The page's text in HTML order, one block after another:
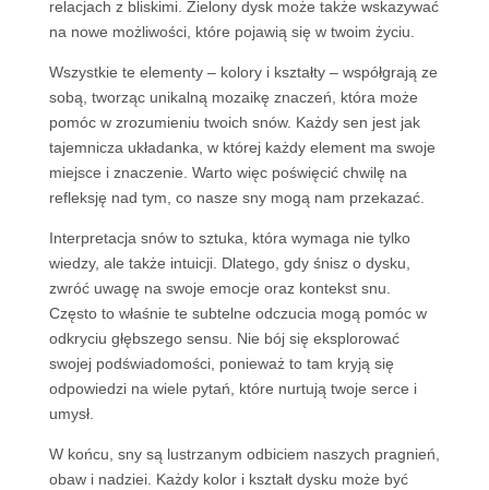
relacjach z bliskimi. Zielony dysk może także wskazywać
na nowe możliwości, które pojawią się w twoim życiu.
Wszystkie te elementy – kolory i kształty – współgrają ze
sobą, tworząc unikalną mozaikę znaczeń, która może
pomóc w zrozumieniu twoich snów. Każdy sen jest jak
tajemnicza układanka, w której każdy element ma swoje
miejsce i znaczenie. Warto więc poświęcić chwilę na
refleksję nad tym, co nasze sny mogą nam przekazać.
Interpretacja snów to sztuka, która wymaga nie tylko
wiedzy, ale także intuicji. Dlatego, gdy śnisz o dysku,
zwróć uwagę na swoje emocje oraz kontekst snu.
Często to właśnie te subtelne odczucia mogą pomóc w
odkryciu głębszego sensu. Nie bój się eksplorować
swojej podświadomości, ponieważ to tam kryją się
odpowiedzi na wiele pytań, które nurtują twoje serce i
umysł.
W końcu, sny są lustrzanym odbiciem naszych pragnień,
obaw i nadziei. Każdy kolor i kształt dysku może być